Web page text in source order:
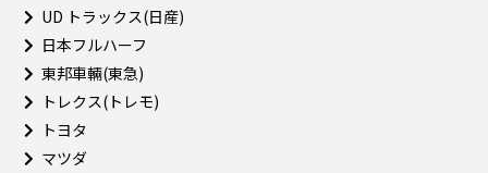
UD トラックス(日産)
日本フルハーフ
東邦車輛(東急)
トレクス(トレモ)
トヨタ
マツダ